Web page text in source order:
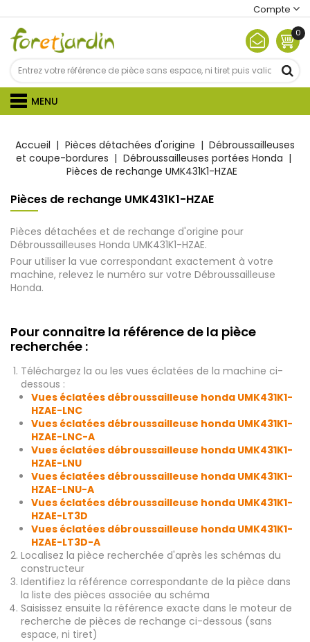
Compte
0
MENU
Accueil Pièces détachées d'origine
Débroussailleuses
et coupe-bordures
Débroussailleuses portées Honda
Pièces de rechange UMK431K1-HZAE
Pièces de rechange UMK431K1-HZAE
Pièces détachées et de rechange d'origine pour
Débroussailleuses Honda UMK431K1-HZAE.
Pour utiliser la vue correspondant exactement à votre
machine, relevez le numéro sur votre Débroussailleuse
Honda.
Pour connaitre la référence de la pièce
recherchée :
Téléchargez la ou les vues éclatées de la machine ci-
dessous :
Vues éclatées débroussailleuse honda UMK431K1-
HZAE-LNC
Vues éclatées débroussailleuse honda UMK431K1-
HZAE-LNC-A
Vues éclatées débroussailleuse honda UMK431K1-
HZAE-LNU
Vues éclatées débroussailleuse honda UMK431K1-
HZAE-LNU-A
Vues éclatées débroussailleuse honda UMK431K1-
HZAE-LT3D
Vues éclatées débroussailleuse honda UMK431K1-
HZAE-LT3D-A
Localisez la pièce recherchée d'après les schémas du
constructeur
Identifiez la référence correspondante de la pièce dans
la liste des pièces associée au schéma
Saisissez ensuite la référence exacte dans le moteur de
recherche de pièces de rechange ci-dessous (sans
espace, ni tiret)